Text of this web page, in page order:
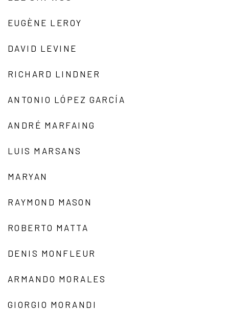
EUGÈNE LEROY
DAVID LEVINE
RICHARD LINDNER
ANTONIO LÓPEZ GARCÍA
ANDRÉ MARFAING
LUIS MARSANS
MARYAN
RAYMOND MASON
ROBERTO MATTA
DENIS MONFLEUR
ARMANDO MORALES
GIORGIO MORANDI